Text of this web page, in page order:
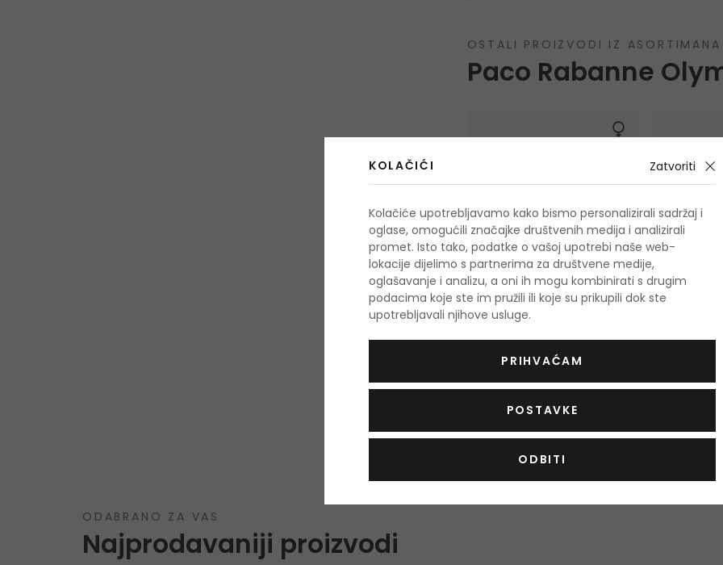
OSTALI PROIZVODI IZ ASORTIMANA
Paco Rabanne
Parfemska voda
Na zalihi
od 30,50 €
Paco
ODABRANO ZA VAS
Najprodavaniji proizvodi
KOLAČIĆI Zatvoriti
Kolačiće upotrebljavamo kako bismo personalizirali sadržaj i
oglase, omogućili značajke društvenih medija i analizirali
promet. Isto tako, podatke o vašoj upotrebi naše web-
lokacije dijelimo s partnerima za društvene medije,
oglašavanje i analizu, a oni ih mogu kombinirati s drugim
podacima koje ste im pružili ili koje su prikupili dok ste
upotrebljavali njihove usluge.
PRIHVAĆAM
POSTAVKE
ODBITI